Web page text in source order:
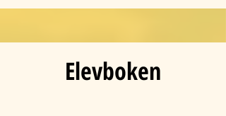
Elevboken